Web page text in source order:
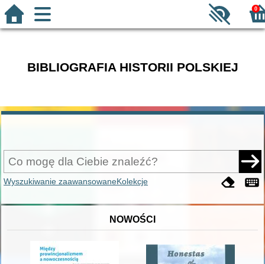
0
BIBLIOGRAFIA HISTORII POLSKIEJ
Wyszukiwanie zaawansowaneKolekcje
NOWOŚCI